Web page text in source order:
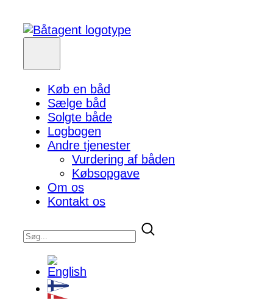
Køb en båd
Sælge båd
Solgte både
Logbogen
Andre tjenester
Vurdering af båden
Købsopgave
Om os
Kontakt os